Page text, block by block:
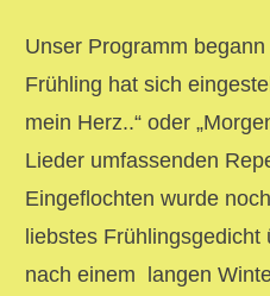
Unser Programm
Frühling hat sich
mein Herz..“ oder
Lieder umfassenden
Eingeflochten wurde
liebstes
nach einem langen